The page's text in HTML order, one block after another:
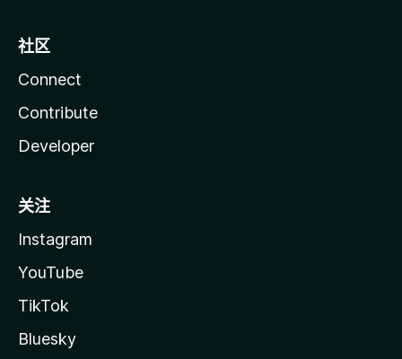
社区
Connect
Contribute
Developer
关注
Instagram
YouTube
TikTok
Bluesky